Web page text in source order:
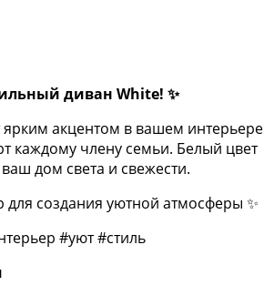
диван White! ✨
ярким акцентом в вашем интерьере
каждому члену семьи. Белый цвет
дом света и свежести.
создания уютной атмосферы ✨
#уют #стиль